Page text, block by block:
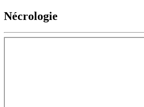
Nécrologie